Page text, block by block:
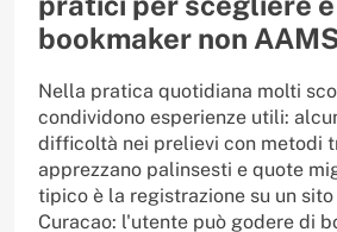
bookmaker non
Nella pratica quotidiana molti
condividono esperienze utili:
difficoltà nei prelievi con metodi
apprezzano palinsesti e quote
tipico è la registrazione su un
Curacao: l'utente può godere di